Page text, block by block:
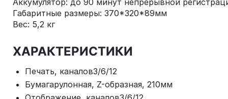
Аккумулятор: до 90 минут непрерывной
Габаритные размеры: 370*320*89мм
Вес: 5,2 кг
ХАРАКТЕРИСТИКИ
Печать, каналов3/6/12
Бумагарулонная, Z-образная, 210мм